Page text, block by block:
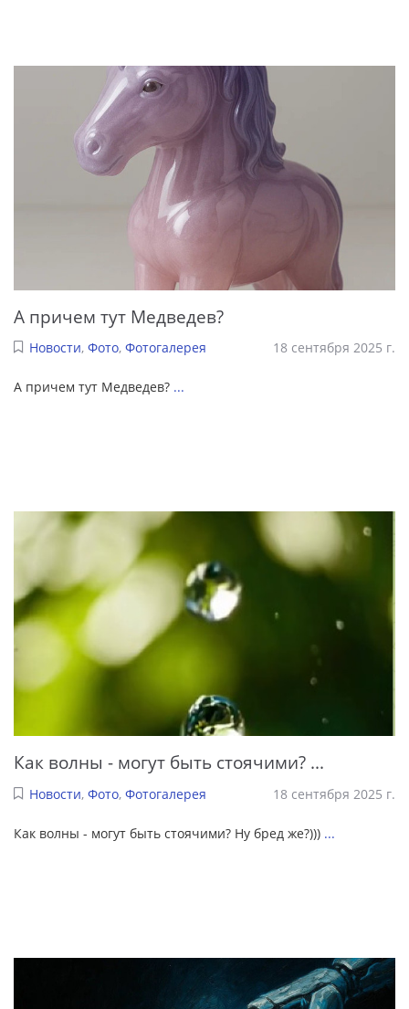
А причем тут Медведев?
Новости, Фото, Фотогалерея 18 сентября 2025 г.
А причем тут Медведев? ...
Как волны - могут быть стоячими? ...
Новости, Фото, Фотогалерея 18 сентября 2025 г.
Как волны - могут быть стоячими? Ну бред же?))) ...